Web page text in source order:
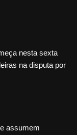
nesta sexta
na disputa por
assumem